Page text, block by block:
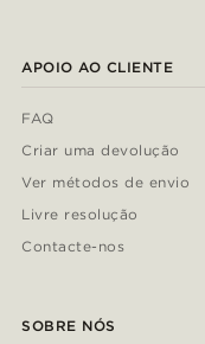
APOIO AO CLIENTE
FAQ
Criar uma devolução
Ver métodos de envio
Livre resolução
Contacte-nos
SOBRE NÓS